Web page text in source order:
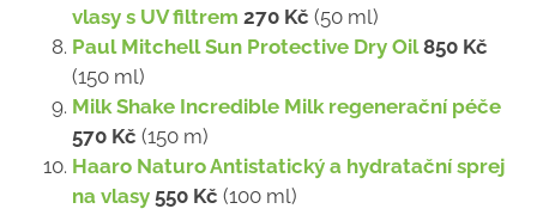
vlasy s UV filtrem 270 Kč (50 ml)
Paul Mitchell Sun Protective Dry Oil 850 Kč
(150 ml)
Milk Shake Incredible Milk regenerační péče
570 Kč (150 m)
Haaro Naturo Antistatický a hydratační sprej
na vlasy 550 Kč (100 ml)